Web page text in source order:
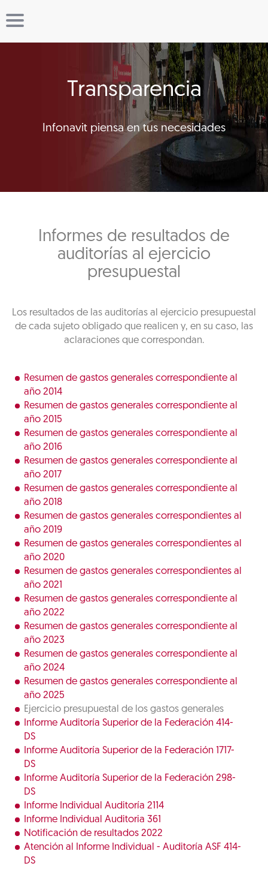
Transparencia
Infonavit piensa en tus necesidades
Informes de resultados de
auditorías al ejercicio
presupuestal
Los resultados de las auditorías al ejercicio presupuestal
de cada sujeto obligado que realicen y, en su caso, las
aclaraciones que correspondan.
Resumen de gastos generales correspondiente al
año 2014
Resumen de gastos generales correspondiente al
año 2015
Resumen de gastos generales correspondiente al
año 2016
Resumen de gastos generales correspondiente al
año 2017
Resumen de gastos generales correspondiente al
año 2018
Resumen de gastos generales correspondientes al
año 2019
Resumen de gastos generales correspondientes al
año 2020
Resumen de gastos generales correspondientes al
año 2021
Resumen de gastos generales correspondiente al
año 2022
Resumen de gastos generales correspondiente al
año 2023
Resumen de gastos generales correspondiente al
año 2024
Resumen de gastos generales correspondiente al
año 2025
Ejercicio presupuestal de los gastos generales
Informe Auditoría Superior de la Federación 414-
DS
Informe Auditoría Superior de la Federación 1717-
DS
Informe Auditoría Superior de la Federación 298-
DS
Informe Individual Auditoría 2114
Informe Individual Auditoria 361
Notificación de resultados 2022
Atención al Informe Individual - Auditoría ASF 414-
DS